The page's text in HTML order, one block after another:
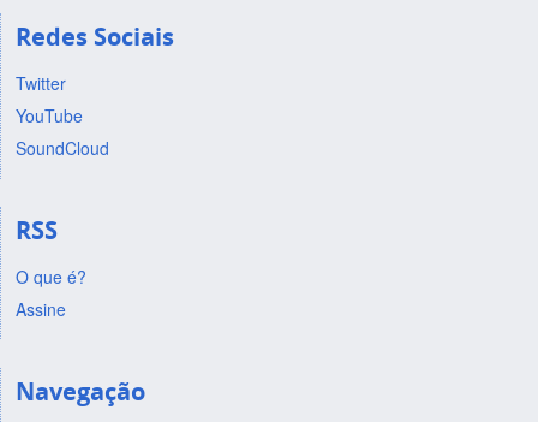
Redes Sociais
Twitter
YouTube
SoundCloud
RSS
O que é?
Assine
Navegação